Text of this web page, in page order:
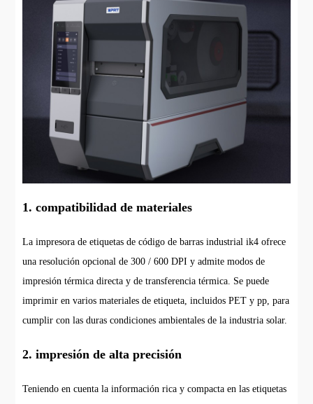
1. compatibilidad de materiales
La impresora de etiquetas de código de barras industrial ik4 ofrece
una resolución opcional de 300 / 600 DPI y admite modos de
impresión térmica directa y de transferencia térmica. Se puede
imprimir en varios materiales de etiqueta, incluidos PET y pp, para
cumplir con las duras condiciones ambientales de la industria solar.
2. impresión de alta precisión
Teniendo en cuenta la información rica y compacta en las etiquetas